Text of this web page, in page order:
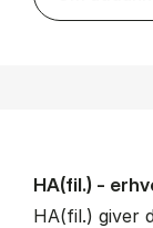
HA(fil.) -
HA(fil.) giver